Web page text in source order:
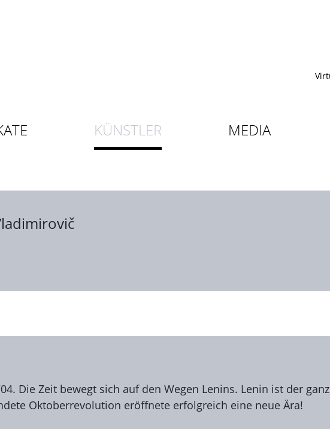
KÜNSTLER MEDIA
Die Zeit bewegt sich auf den Wegen Lenins. Lenin ist der
Oktoberrevolution eröffnete erfolgreich eine neue Ära!